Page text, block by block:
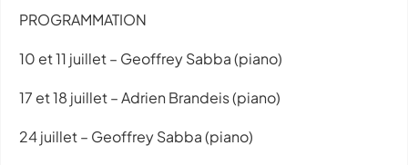
PROGRAMMATION
10 et 11 juillet – Geoffrey Sabba (piano)
17 et 18 juillet – Adrien Brandeis (piano)
24 juillet – Geoffrey Sabba (piano)